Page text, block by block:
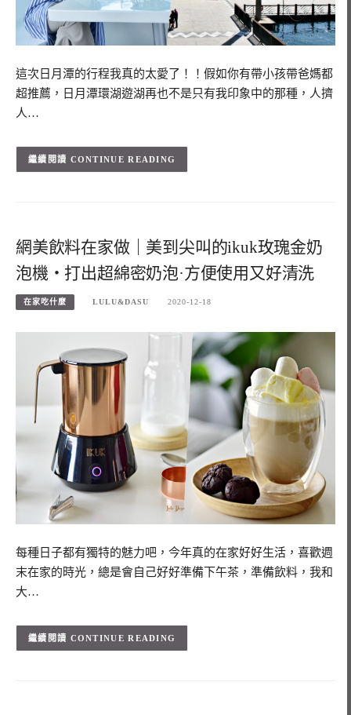
這次日月潭的行程我真的太愛了！！假如你有帶小孩帶爸媽都
超推薦，日月潭環湖遊湖再也不是只有我印象中的那種，人擠
人…
CONTINUE READING
網美飲料在家做｜美到尖叫的ikuk玫瑰金奶
泡機・打出超綿密奶泡·方便使用又好清洗
在家吃什麼 LULU&DASU 2020-12-18
每種日子都有獨特的魅力吧，今年真的在家好好生活，喜歡週
末在家的時光，總是會自己好好準備下午茶，準備飲料，我和
大…
CONTINUE READING